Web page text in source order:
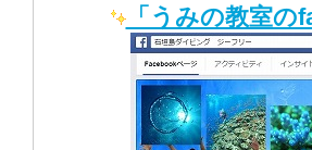
「うみの教室の